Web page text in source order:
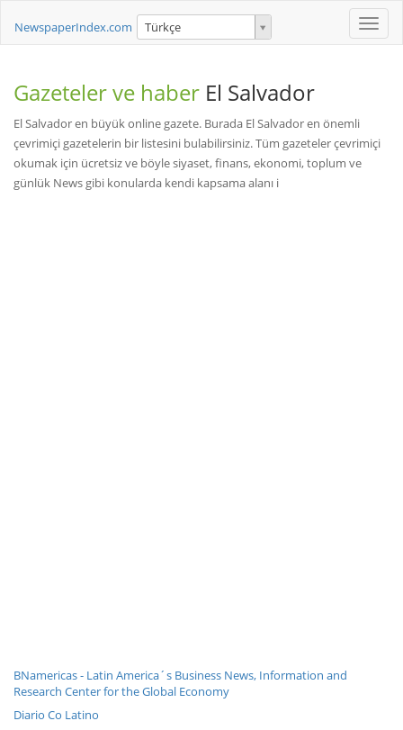
Toggle
NewspaperIndex.com Türkçe
Gazeteler ve haber El Salvador
El Salvador en büyük online gazete. Burada El Salvador en önemli
çevrimiçi gazetelerin bir listesini bulabilirsiniz. Tüm gazeteler çevrimiçi
okumak için ücretsiz ve böyle siyaset, finans, ekonomi, toplum ve
günlük News gibi konularda kendi kapsama alanı i
BNamericas - Latin America´s Business News, Information and
Research Center for the Global Economy
Diario Co Latino